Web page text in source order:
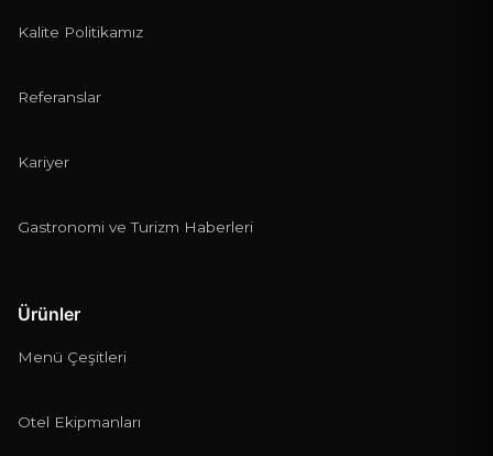
Kalite Politikamız
Referanslar
Kariyer
Gastronomi ve Turizm Haberleri
Ürünler
Menü Çeşitleri
Otel Ekipmanları